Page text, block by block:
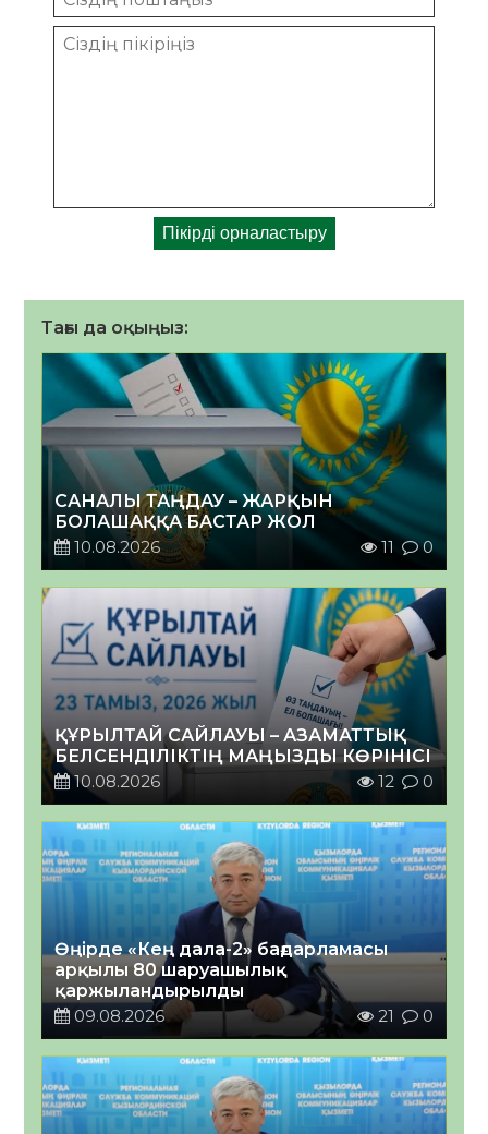
Тағы да оқыңыз:
САНАЛЫ ТАҢДАУ – ЖАРҚЫН
БОЛАШАҚҚА БАСТАР ЖОЛ
10.08.2026
11 0
ҚҰРЫЛТАЙ САЙЛАУЫ – АЗАМАТТЫҚ
БЕЛСЕНДІЛІКТІҢ МАҢЫЗДЫ КӨРІНІСІ
10.08.2026
12 0
Өңірде «Кең дала-2» бағдарламасы
арқылы 80 шаруашылық
қаржыландырылды
09.08.2026
21 0